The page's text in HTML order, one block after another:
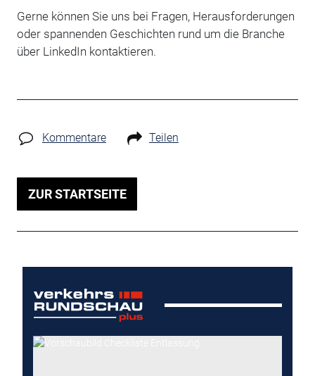
Gerne können Sie uns bei Fragen, Herausforderungen
oder spannenden Geschichten rund um die Branche
über LinkedIn kontaktieren.
Kommentare Teilen
ZUR STARTSEITE